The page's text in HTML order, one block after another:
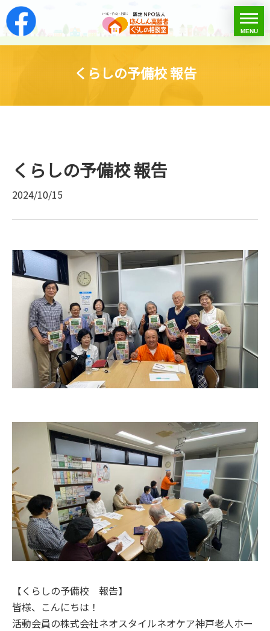
はんしん高齢者くら
toggle
menu
MENU
くらしの予備校 報告
くらしの予備校 報告
2024/10/15
【くらしの予備校 報告】
皆様、こんにちは！
活動会員の株式会社ネオスタイルネオケア神戸老人ホー